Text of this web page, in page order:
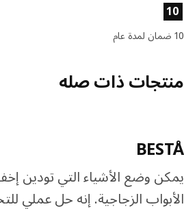
خصائص المنتج
10
10 ضمان لمدة عام
منتجات ذات صله
BESTÅ
يمكن وضع الأشياء التي تودين
الأبواب الزجاجية. إنه حل عملي